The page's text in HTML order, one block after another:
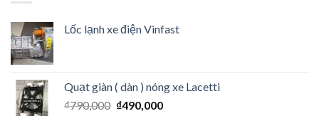
Lốc lạnh xe điện Vinfast
Quạt giàn ( dàn ) nóng xe Lacetti
₫790,000 ₫490,000